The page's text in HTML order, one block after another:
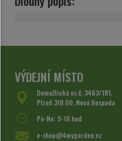
VÝDEJNÍ MÍSTO
Domažlická ev.č. 3463/181,
Plzeň 318 00, Nová Hospoda
Po-Ne: 9-18 hod
e-shop@4mygarden.cz